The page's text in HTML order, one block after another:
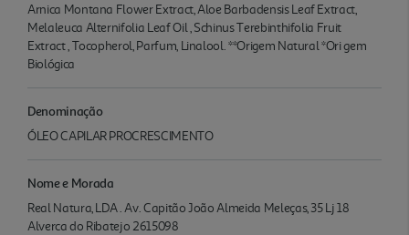
Arnica Montana Flower Extract, Aloe Barbadensis Leaf Extract,
Melaleuca Alternifolia Leaf Oil , Schinus Terebinthifolia Fruit
Extract , Tocopherol, Parfum, Linalool. **Origem Natural *Ori gem
Biológica
Denominação
ÓLEO CAPILAR PROCRESCIMENTO
Nome e Morada
Real Natura, LDA . Av. Capitão João Almeida Meleças, 35 Lj 18
Alverca do Ribatejo 2615098